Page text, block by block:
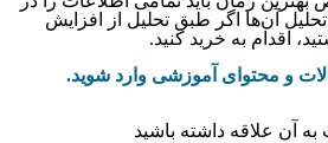
آن‌ها اگر طبق تحلیل از افزایش
اقدام به خرید کنید.
و محتوای آموزشی وارد شوید.
آن علاقه داشته باشید